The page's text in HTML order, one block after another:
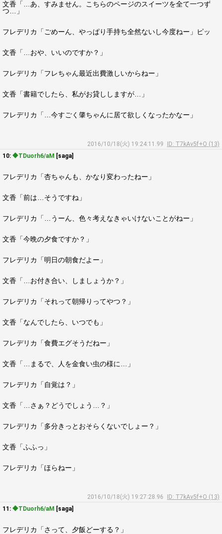
文香「…あ、すみません。こちらのページのスイーツを全て一つず
つ…」
フレデリカ「ごめーん、やっぱり手持ち全然ないし今度ねー」ピッ
文香「…おや、いいのですか？」
フレデリカ「フレちゃん最近出費激しいからねー」
文香「書籍でしたら、私がお貸ししますが…」
フレデリカ「…今すごく肇ちゃんに居て欲しくなったかなー」
2016/10/18(火) 19:24:11.99
ID: T7kAv5f+O (13)
10: ◆TDuorh6/aM [saga]
フレデリカ「杏ちゃんも、かなり変わったねー」
文香「前は…そうですね」
フレデリカ「…うーん、色々考えなきゃいけないことがねー」
文香「今晩の夕食ですか？」
フレデリカ「明日の朝食だよー」
文香「…お付き合い、しましょうか？」
フレデリカ「それって朝帰りってやつ？」
文香「なんでしたら、いつでも」
フレデリカ「食費エグそうだねー」
文香「…まるで、人を金食い虫の様に…」
フレデリカ「自覚は？」
文香「…さぁ？どうでしょう…？」
フレデリカ「多分きっとおそらくないでしょー？」
文香「ふふっ」
フレデリカ「ほらねー」
2016/10/18(火) 19:27:28.96
ID: T7kAv5f+O (13)
11: ◆TDuorh6/aM [saga]
フレデリカ「さって、夕飯どーする？」